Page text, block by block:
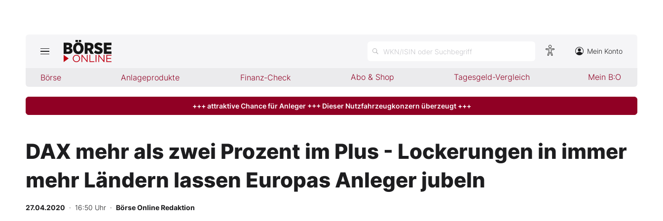
WKN/ISIN oder Suchbegriff Mein Konto
Börse Anlageprodukte Finanz-Check Abo & Shop Tagesgeld-Vergleich Mein B:O
Jetzt aktuelle Ausgabe BÖRSE ONLINE lesen
Finanz-Check
Abo & Shop
BO-Musterdepots
+++ attraktive Chance für Anleger +++ Dieser Nutzfahrzeugkonzern überzeugt +++
DAX mehr als zwei Prozent im Plus - Lockerungen in immer
mehr Ländern lassen Europas Anleger jubeln
27.04.2020 · 16:50 Uhr · Börse Online Redaktion